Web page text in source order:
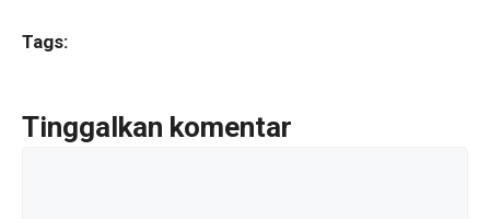
ce
o
o
A a
Tags:
Tinggalkan komentar